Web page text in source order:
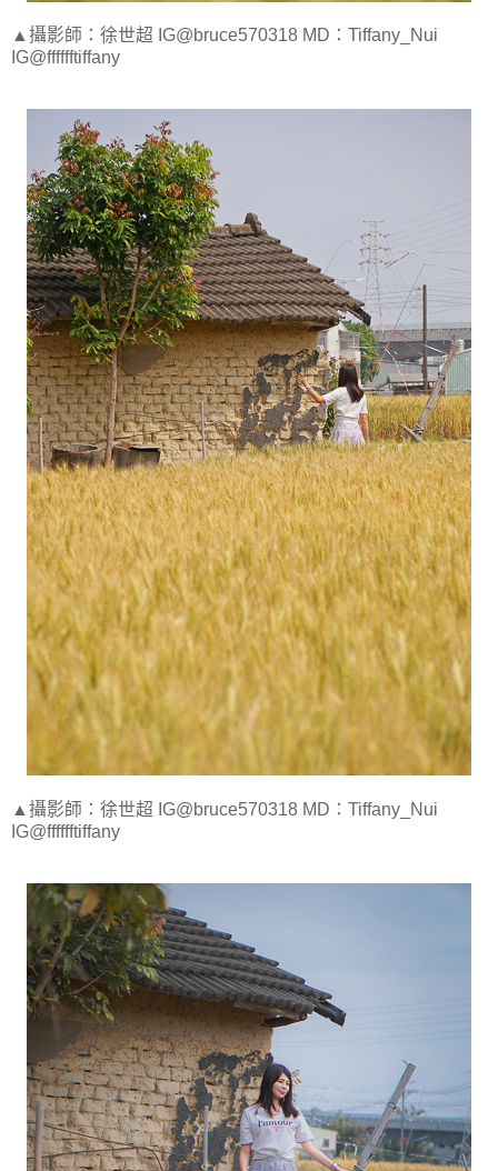
▲攝影師：徐世超 IG@bruce570318 MD：Tiffany_Nui
IG@fffffftiffany
▲攝影師：徐世超 IG@bruce570318 MD：Tiffany_Nui
IG@fffffftiffany